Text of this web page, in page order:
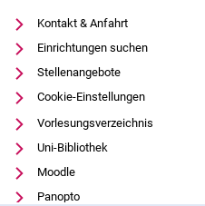
Kontakt & Anfahrt
Einrichtungen suchen
Stellenangebote
Cookie-Einstellungen
Vorlesungsverzeichnis
Uni-Bibliothek
Moodle
Panopto